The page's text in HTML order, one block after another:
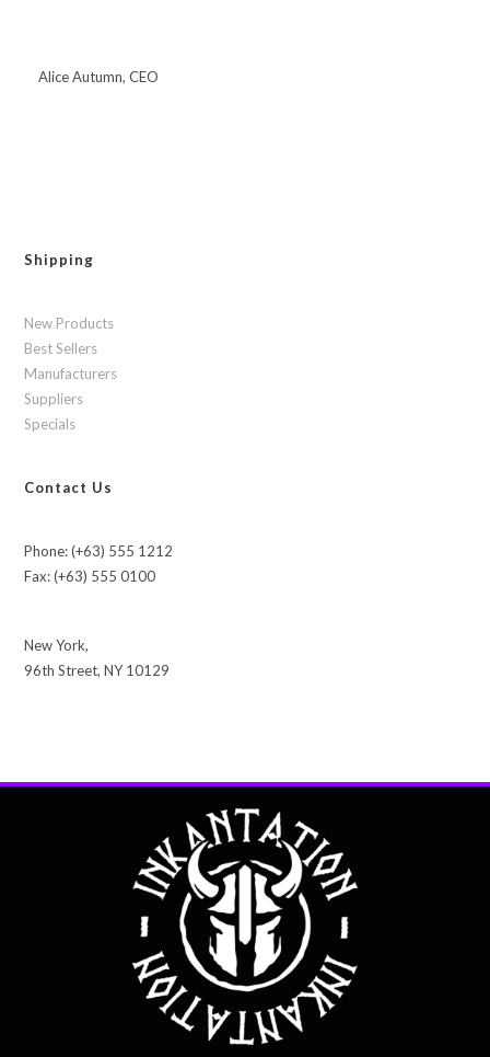
Alice Autumn, CEO
Shipping
New Products
Best Sellers
Manufacturers
Suppliers
Specials
Contact Us
Phone: (+63) 555 1212
Fax: (+63) 555 0100
New York,
96th Street, NY 10129